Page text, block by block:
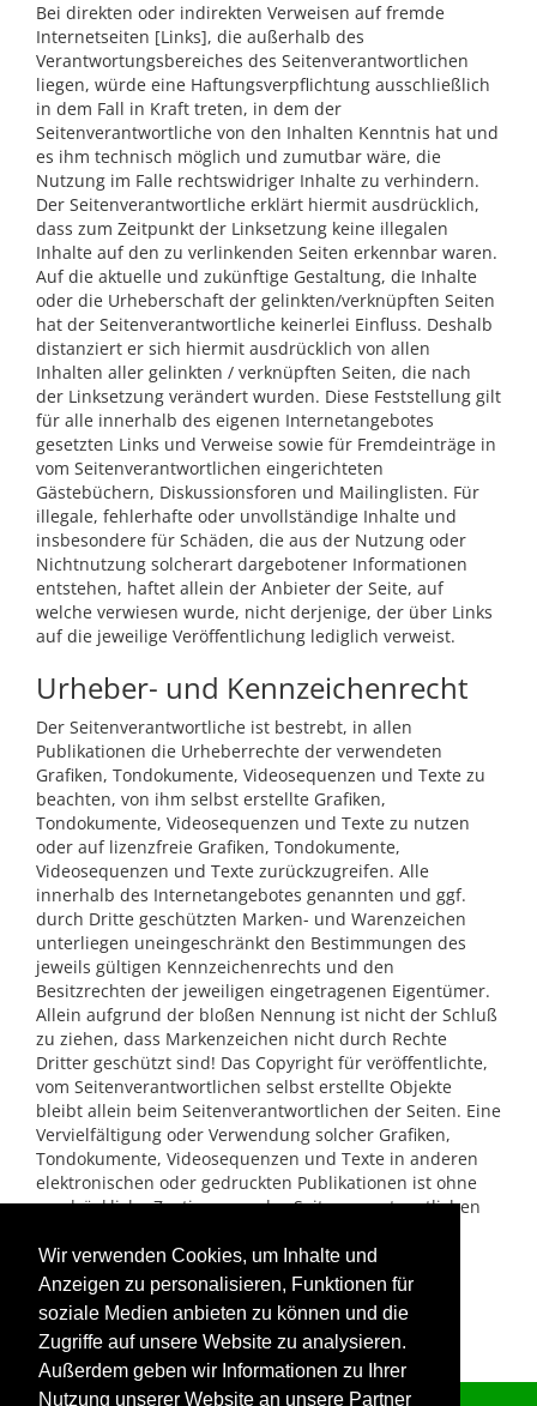
Wir verwenden Cookies, um Inhalte und
Anzeigen zu personalisieren, Funktionen für
soziale Medien anbieten zu können und die
Zugriffe auf unsere Website zu analysieren.
Außerdem geben wir Informationen zu Ihrer
Nutzung unserer Website an unsere Partner
Bei direkten oder indirekten Verweisen auf fremde
Internetseiten [Links], die außerhalb des
Verantwortungsbereiches des Seitenverantwortlichen
liegen, würde eine Haftungsverpflichtung ausschließlich
in dem Fall in Kraft treten, in dem der
Seitenverantwortliche von den Inhalten Kenntnis hat und
es ihm technisch möglich und zumutbar wäre, die
Nutzung im Falle rechtswidriger Inhalte zu verhindern.
Der Seitenverantwortliche erklärt hiermit ausdrücklich,
dass zum Zeitpunkt der Linksetzung keine illegalen
Inhalte auf den zu verlinkenden Seiten erkennbar waren.
Auf die aktuelle und zukünftige Gestaltung, die Inhalte
oder die Urheberschaft der gelinkten/verknüpften Seiten
hat der Seitenverantwortliche keinerlei Einfluss. Deshalb
distanziert er sich hiermit ausdrücklich von allen
Inhalten aller gelinkten / verknüpften Seiten, die nach
der Linksetzung verändert wurden. Diese Feststellung gilt
für alle innerhalb des eigenen Internetangebotes
gesetzten Links und Verweise sowie für Fremdeinträge in
vom Seitenverantwortlichen eingerichteten
Gästebüchern, Diskussionsforen und Mailinglisten. Für
illegale, fehlerhafte oder unvollständige Inhalte und
insbesondere für Schäden, die aus der Nutzung oder
Nichtnutzung solcherart dargebotener Informationen
entstehen, haftet allein der Anbieter der Seite, auf
welche verwiesen wurde, nicht derjenige, der über Links
auf die jeweilige Veröffentlichung lediglich verweist.
Urheber- und Kennzeichenrecht
Der Seitenverantwortliche ist bestrebt, in allen
Publikationen die Urheberrechte der verwendeten
Grafiken, Tondokumente, Videosequenzen und Texte zu
beachten, von ihm selbst erstellte Grafiken,
Tondokumente, Videosequenzen und Texte zu nutzen
oder auf lizenzfreie Grafiken, Tondokumente,
Videosequenzen und Texte zurückzugreifen. Alle
innerhalb des Internetangebotes genannten und ggf.
durch Dritte geschützten Marken- und Warenzeichen
unterliegen uneingeschränkt den Bestimmungen des
jeweils gültigen Kennzeichenrechts und den
Besitzrechten der jeweiligen eingetragenen Eigentümer.
Allein aufgrund der bloßen Nennung ist nicht der Schluß
zu ziehen, dass Markenzeichen nicht durch Rechte
Dritter geschützt sind! Das Copyright für veröffentlichte,
vom Seitenverantwortlichen selbst erstellte Objekte
bleibt allein beim Seitenverantwortlichen der Seiten. Eine
Vervielfältigung oder Verwendung solcher Grafiken,
Tondokumente, Videosequenzen und Texte in anderen
elektronischen oder gedruckten Publikationen ist ohne
ausdrückliche Zustimmung des Seitenverantwortlichen
Datenschutz
Datenschutzerklärung